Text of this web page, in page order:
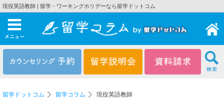
現役英語教師 | 留学・ワーキングホリデーなら留学ドットコム
メニュー
留学ドットコム 留学コラム 現役英語教師